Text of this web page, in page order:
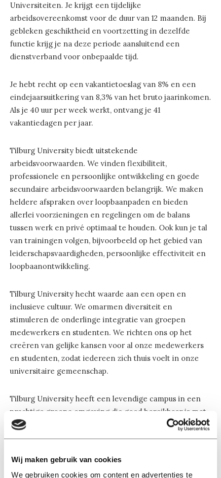
Wij maken gebruik van cookies
We gebruiken cookies om content en advertenties te
Universiteiten. Je krijgt een tijdelijke
arbeidsovereenkomst voor de duur van 12 maanden. Bij
gebleken geschiktheid en voortzetting in dezelfde
functie krijg je na deze periode aansluitend een
dienstverband voor onbepaalde tijd.
Je hebt recht op een vakantietoeslag van 8% en een
eindejaarsuitkering van 8,3% van het bruto jaarinkomen.
Als je 40 uur per week werkt, ontvang je 41
vakantiedagen per jaar.
Tilburg University biedt uitstekende
arbeidsvoorwaarden. We vinden flexibiliteit,
professionele en persoonlijke ontwikkeling en goede
secundaire arbeidsvoorwaarden belangrijk. We maken
heldere afspraken over loopbaanpaden en bieden
allerlei voorzieningen en regelingen om de balans
tussen werk en privé optimaal te houden. Ook kun je tal
van trainingen volgen, bijvoorbeeld op het gebied van
leiderschapsvaardigheden, persoonlijke effectiviteit en
loopbaanontwikkeling.
Tilburg University hecht waarde aan een open en
inclusieve cultuur. We omarmen diversiteit en
stimuleren de onderlinge integratie van groepen
medewerkers en studenten. We richten ons op het
creëren van gelijke kansen voor al onze medewerkers
en studenten, zodat iedereen zich thuis voelt in onze
universitaire gemeenschap.
Tilburg University heeft een levendige campus in een
prachtige groene omgeving die goed bereikbaar is met
het openbaar vervoer. We zetten ons in voor een
duurzame samenleving en dagen jou uit om hieraan een